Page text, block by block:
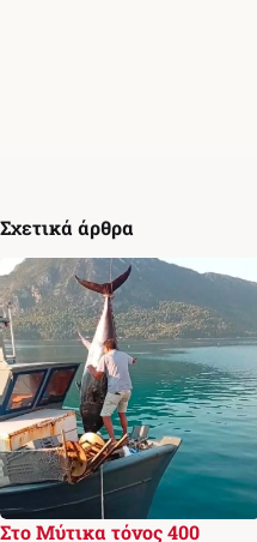
Σχετικά άρθρα
Στο Μύτικα τόνος 400